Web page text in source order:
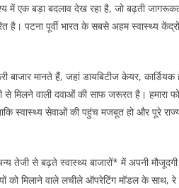
में एक बड़ा बदलाव देख रहा है, जो बढ़ती
है। पटना पूर्वी भारत के सबसे अहम स्वास्थ्य
बाजार मानते हैं, जहां डायबिटीज केयर,
मिलने वाली दवाओं की साफ जरूरत है। हमारा
स्वास्थ्य सेवाओं की पहुंच मजबूत हो और पूरे
तेजी से बढ़ते स्वास्थ्य बाजारों* में अपनी
मिलाने वाले लचीले ऑपरेटिंग मॉडल के साथ, रे